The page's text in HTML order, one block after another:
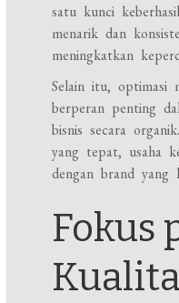
satu kunci
menarik dan
meningkatkan
Selain itu, optimasi
berperan penting
bisnis secara
yang tepat, usaha
dengan brand yang
Fokus